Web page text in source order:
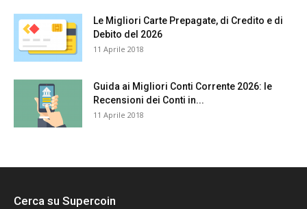
Le Migliori Carte Prepagate, di Credito e di
Debito del 2026
11 Aprile 2018
Guida ai Migliori Conti Corrente 2026: le
Recensioni dei Conti in...
11 Aprile 2018
Cerca su Supercoin